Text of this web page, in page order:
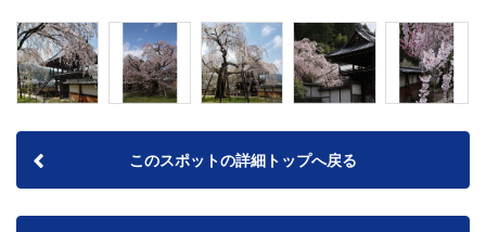
このスポットの詳細トップへ戻る